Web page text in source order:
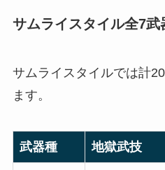
サムライスタイル全7武
サムライスタイルでは計
ます。
武器種 地獄武技